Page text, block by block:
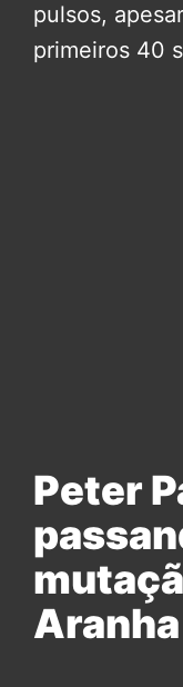
pulsos,
primeiros 40
Peter